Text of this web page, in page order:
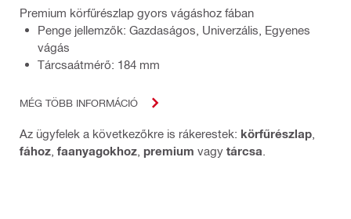
Premium körfűrészlap gyors vágáshoz fában
Penge jellemzők: Gazdaságos, Univerzális, Egyenes
vágás
Tárcsaátmérő: 184 mm
MÉG TÖBB INFORMÁCIÓ
Az ügyfelek a következőkre is rákerestek: körfűrészlap
fához faanyagokhoz premium vagy tárcsa